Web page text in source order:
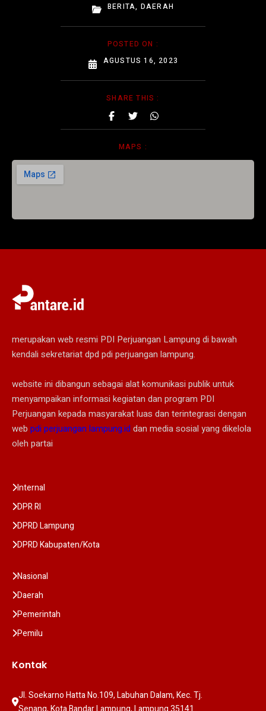
BERITA, DAERAH
POSTED ON :
AGUSTUS 16, 2023
SHARE THIS :
MAPS :
merupakan web resmi PDI Perjuangan Lampung di bawah
kendali sekretariat dpd pdi perjuangan lampung.
website ini dibangun sebagai alat komunikasi publik untuk
menyampaikan informasi kegiatan dan program PDI
Perjuangan kepada masyarakat luas dan terintegrasi dengan
web pdi perjuangan lampung.id dan media sosial yang dikelola
oleh partai
Internal
DPR RI
DPRD Lampung
DPRD Kabupaten/Kota
Nasional
Daerah
Pemerintah
Pemilu
Kontak
Jl. Soekarno Hatta No.109, Labuhan Dalam, Kec. Tj.